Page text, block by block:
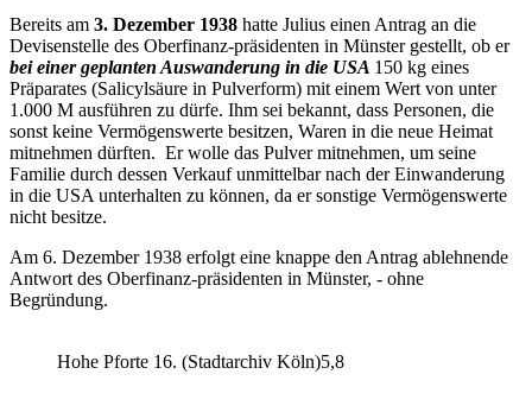
Bereits am 3. Dezember 1938 hatte Julius einen Antrag an die
Devisenstelle des Oberfinanz-präsidenten in Münster gestellt, ob er
bei einer geplanten Auswanderung in die USA 150 kg eines
Präparates (Salicylsäure in Pulverform) mit einem Wert von unter
1.000 M ausführen zu dürfe. Ihm sei bekannt, dass Personen, die
sonst keine Vermögenswerte besitzen, Waren in die neue Heimat
mitnehmen dürften. Er wolle das Pulver mitnehmen, um seine
Familie durch dessen Verkauf unmittelbar nach der Einwanderung
in die USA unterhalten zu können, da er sonstige Vermögenswerte
nicht besitze.
Am 6. Dezember 1938 erfolgt eine knappe den Antrag ablehnende
Antwort des Oberfinanz-präsidenten in Münster, - ohne
Begründung.
Hohe Pforte 16. (Stadtarchiv Köln)5,8